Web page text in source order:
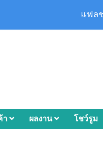
า ผลงาน โชว์รูม
แฟล